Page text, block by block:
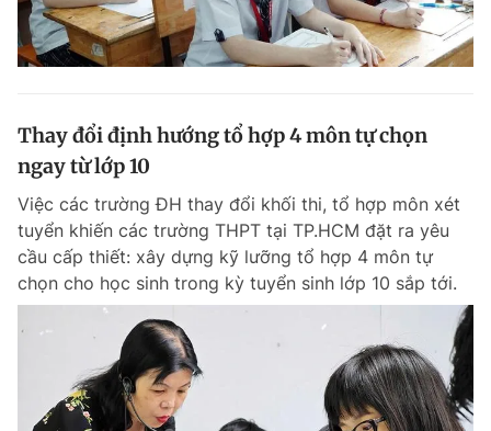
Thay đổi định hướng tổ hợp 4 môn tự chọn
ngay từ lớp 10
Việc các trường ĐH thay đổi khối thi, tổ hợp môn xét
tuyển khiến các trường THPT tại TP.HCM đặt ra yêu
cầu cấp thiết: xây dựng kỹ lưỡng tổ hợp 4 môn tự
chọn cho học sinh trong kỳ tuyển sinh lớp 10 sắp tới.